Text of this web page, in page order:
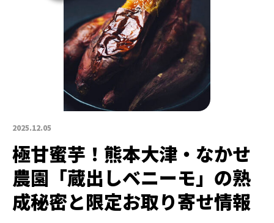
2025.12.05
極甘蜜芋！熊本大津・なかせ
農園「蔵出しベニーモ」の熟
成秘密と限定お取り寄せ情報